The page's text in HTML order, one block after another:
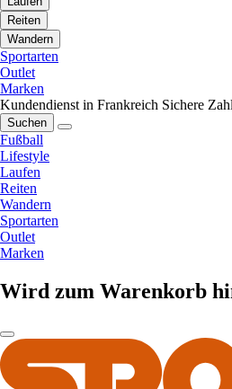
Reiten
Wandern
Sportarten
Outlet
Marken
Kundendienst in Frankreich Sichere
Suchen
Fußball
Lifestyle
Laufen
Reiten
Wandern
Sportarten
Outlet
Marken
Wird zum Warenkorb